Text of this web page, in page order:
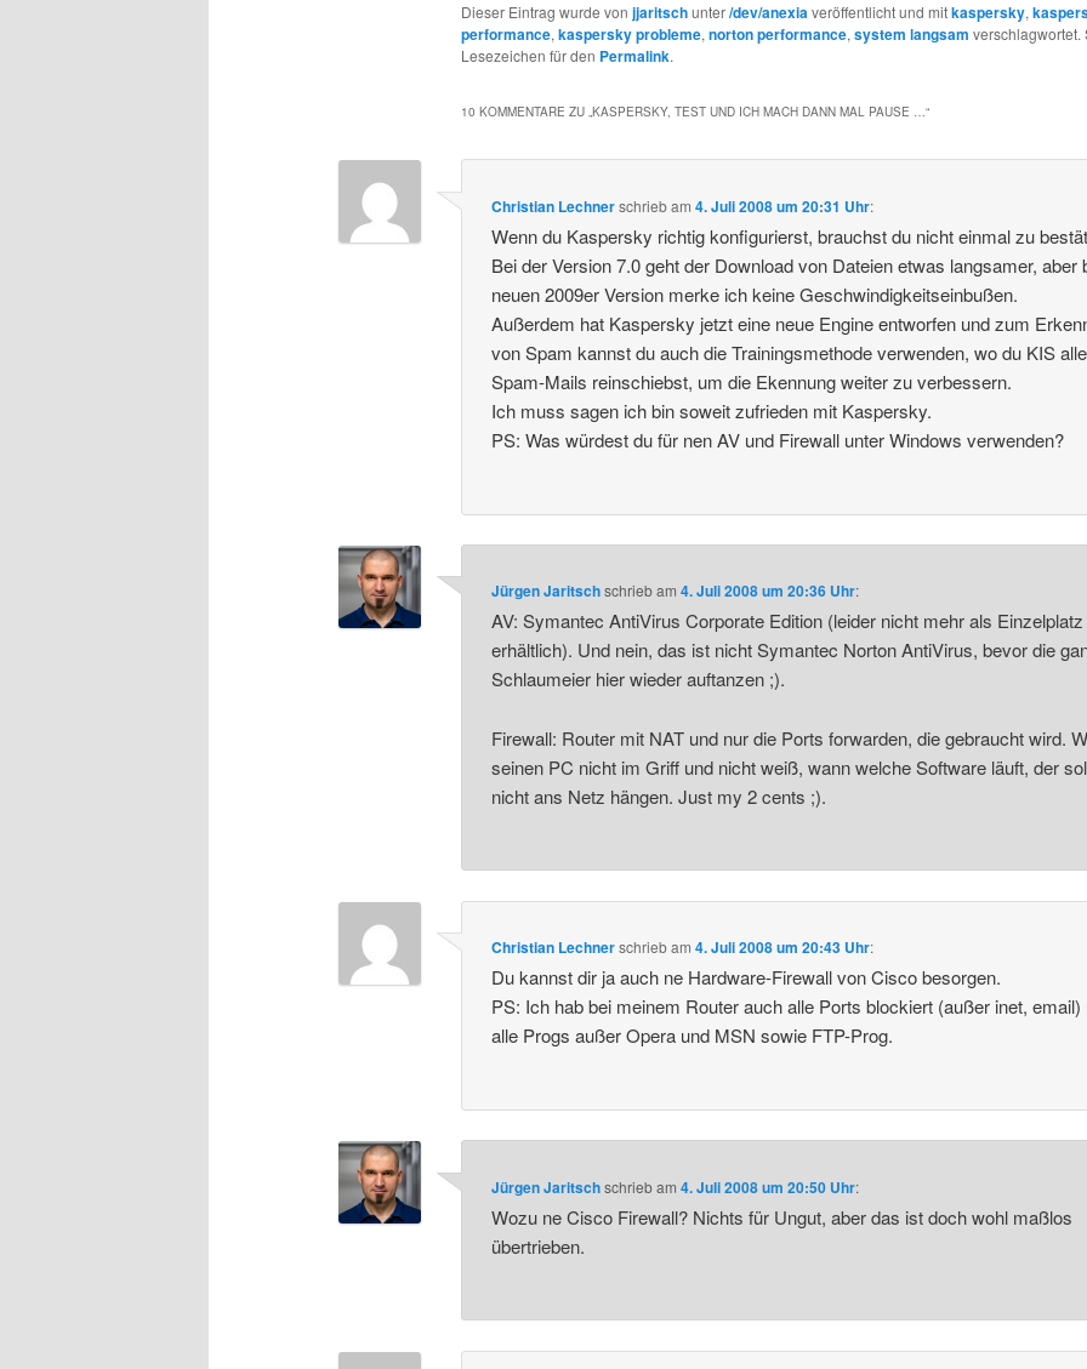
Dieser Eintrag wurde von jjaritschunter/dev/anexiaveröffentlicht und mitkaspersky,
performance, kaspersky probleme, norton performance, system langsam verschlagwortet.
Lesezeichen für den Permalink.
10 KOMMENTARE ZU „KASPERSKY, TEST UND ICH MACH DANN MAL PAUSE …“
Christian Lechnerschriebam4. Juli 2008 um 20:31 Uhr:
Wenn du Kaspersky richtig konfigurierst, brauchst du nicht einmal zu
Bei der Version 7.0 geht der Download von Dateien etwas langsamer, aber
neuen 2009er Version merke ich keine Geschwindigkeitseinbußen.
Außerdem hat Kaspersky jetzt eine neue Engine entworfen und zum
von Spam kannst du auch die Trainingsmethode verwenden, wo du KIS alle
Spam-Mails reinschiebst, um die Ekennung weiter zu verbessern.
Ich muss sagen ich bin soweit zufrieden mit Kaspersky.
PS: Was würdest du für nen AV und Firewall unter Windows verwenden?
Jürgen Jaritschschriebam4. Juli 2008 um 20:36 Uhr:
AV: Symantec AntiVirus Corporate Edition (leider nicht mehr als Einzelplatz
erhältlich). Und nein, das ist nicht Symantec Norton AntiVirus, bevor die
Schlaumeier hier wieder auftanzen ;).
Firewall: Router mit NAT und nur die Ports forwarden, die gebraucht wird.
seinen PC nicht im Griff und nicht weiß, wann welche Software läuft, der
nicht ans Netz hängen. Just my 2 cents ;).
Christian Lechnerschriebam4. Juli 2008 um 20:43 Uhr:
Du kannst dir ja auch ne Hardware-Firewall von Cisco besorgen.
PS: Ich hab bei meinem Router auch alle Ports blockiert (außer inet, email)
alle Progs außer Opera und MSN sowie FTP-Prog.
Jürgen Jaritschschriebam4. Juli 2008 um 20:50 Uhr:
Wozu ne Cisco Firewall? Nichts für Ungut, aber das ist doch wohl maßlos
übertrieben.